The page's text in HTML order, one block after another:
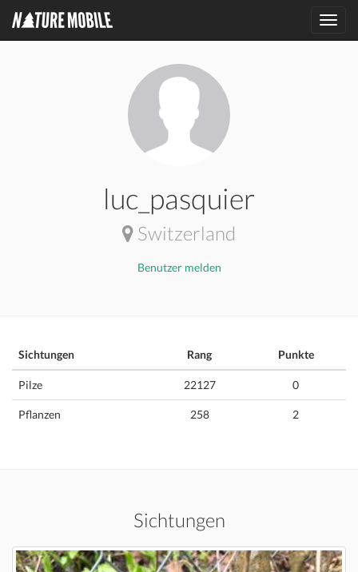
luc_pasquier
Switzerland
Benutzer melden
Sichtungen Rang Punkte
Pilze 22127 0
Pflanzen 258 2
Sichtungen